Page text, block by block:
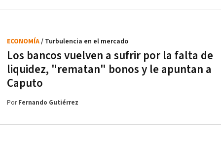
Los bancos vuelven a sufrir por la falta de
liquidez, "rematan" bonos y le apuntan a
Caputo
ECONOMÍA/ Turbulencia en el mercado
PorFernando Gutiérrez